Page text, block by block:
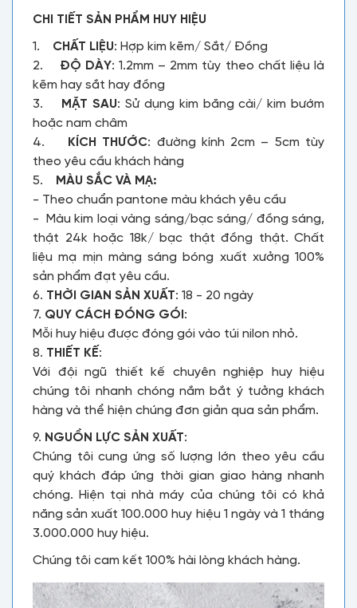
CHI TIẾT SẢN PHẨM HUY HIỆU
1. CHẤT LIỆU: Hợp kim kẽm/ Sắt/ Đồng
2.
ĐỘ DÀY: 1.2mm – 2mm tùy theo chất liệu là
kẽm hay sắt hay đồng
3.
MẶT SAU: Sử dụng kim băng cài/ kim bướm
hoặc nam châm
4.
KÍCH THƯỚC: đường kính 2cm – 5cm tùy
theo yêu cầu khách hàng
5.
MÀU SẮC VÀ MẠ:
- Theo chuẩn pantone màu khách yêu cầu
- Màu kim loại vàng sáng/bạc sáng/ đồng sáng,
thật 24k hoặc 18k/ bạc thật đồng thật. Chất
liệu mạ mịn màng sáng bóng xuất xưởng 100%
sản phẩm đạt yêu cầu.
6. THỜI GIAN SẢN XUẤT: 18 - 20 ngày
7. QUY CÁCH ĐÓNG GÓI :
Mỗi huy hiệu được đóng gói vào túi nilon nhỏ.
8. THIẾT KẾ:
Với đội ngũ thiết kế chuyên nghiệp huy hiệu
chúng tôi nhanh chóng nắm bắt ý tưởng khách
hàng và thể hiện chúng đơn giản qua sản phẩm.
9. NGUỒN LỰC SẢN XUẤT:
Chúng tôi cung ứng số lượng lớn theo yêu cầu
quý khách đáp ứng thời gian giao hàng nhanh
chóng. Hiện tại nhà máy của chúng tôi có khả
năng sản xuất 100.000 huy hiệu 1 ngày và 1 tháng
3.000.000 huy hiệu.
Chúng tôi cam kết 100% hài lòng khách hàng.